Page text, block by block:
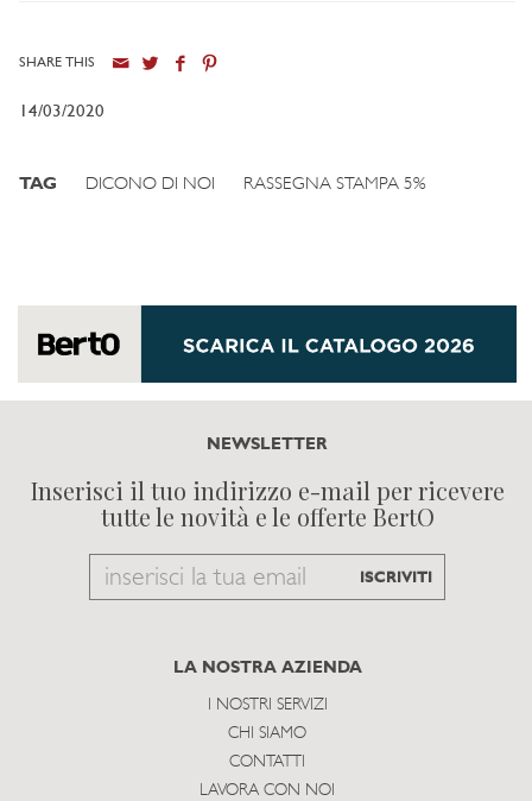
SHARE THIS
14/03/2020
TAG DICONO DI NOI RASSEGNA STAMPA 5%
NEWSLETTER
Inserisci il tuo indirizzo e-mail per ricevere
tutte le novità e le offerte BertO
Email
subscribe
ISCRIVITI
LA NOSTRA AZIENDA
I NOSTRI SERVIZI
CHI SIAMO
CONTATTI
LAVORA CON NOI